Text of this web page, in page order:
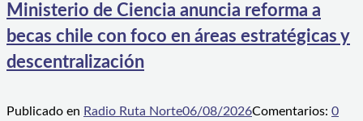
Ministerio de Ciencia anuncia reforma a
becas chile con foco en áreas estratégicas y
descentralización
Publicado en Radio Ruta Norte06/08/2026Comentarios: 0